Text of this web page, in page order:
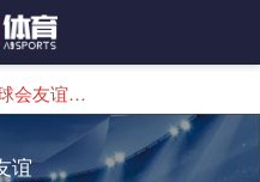
球会友谊直播
谊